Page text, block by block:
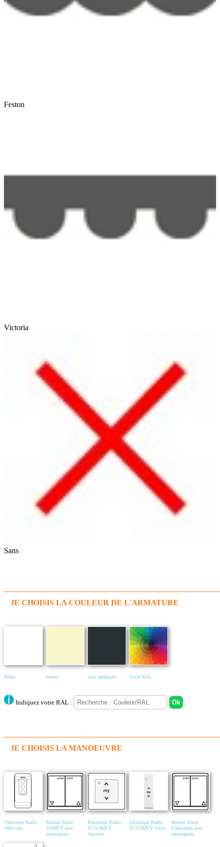
Feston
Victoria
Sans
JE CHOISIS LA COULEUR DE L'ARMATURE
Blanc Ivoire Gris anthracite Autre RAL
Indiquez votre RAL :
JE CHOISIS LA MANOEUVRE
Electrique Radio
Well'com
Moteur filaire
SOMFY avec
interrupteur
Electrique Radio
IO SOMFY
Smoove
Electrique Radio
IO SOMFY Situo
Moteur filaire
Franciaflex avec
interrupteur